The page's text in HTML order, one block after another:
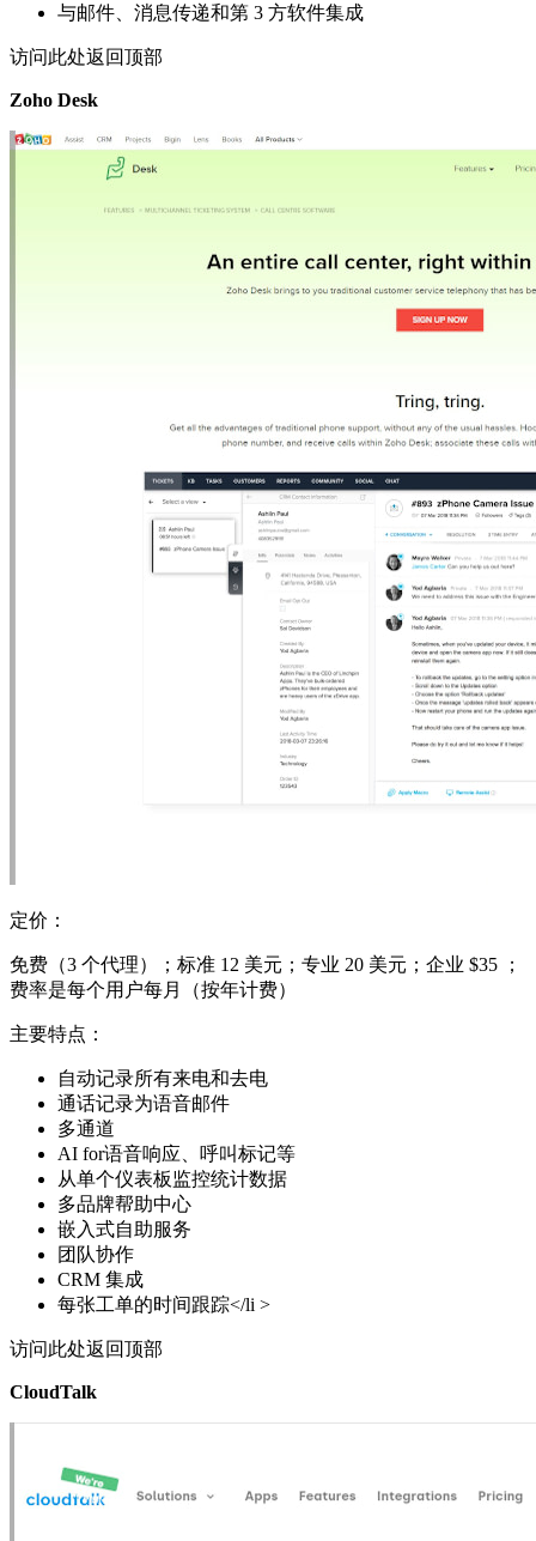
与邮件、消息传递和第 3 方软件集成
访问此处返回顶部
Zoho Desk
定价：
免费（3 个代理）；标准 12 美元；专业 20 美元；企业 $35 ；
费率是每个用户每月（按年计费）
主要特点：
自动记录所有来电和去电
通话记录为语音邮件
多通道
AI for语音响应、呼叫标记等
从单个仪表板监控统计数据
多品牌帮助中心
嵌入式自助服务
团队协作
CRM 集成
每张工单的时间跟踪</li >
访问此处返回顶部
CloudTalk